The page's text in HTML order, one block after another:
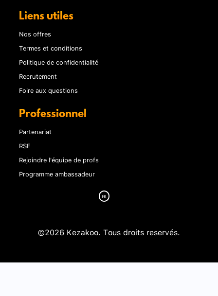
Liens utiles
Nos offres
Termes et conditions
Politique de confidentialité
Recrutement
Foire aux questions
Professionnel
Partenariat
RSE
Rejoindre l'équipe de profs
Programme ambassadeur
©2026 Kezakoo. Tous droits reservés.